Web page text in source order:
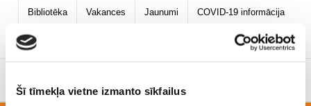
Šī tīmekļa vietne izmanto sīkfailus
Bibliotēka Vakances Jaunumi COVID-19 informācija